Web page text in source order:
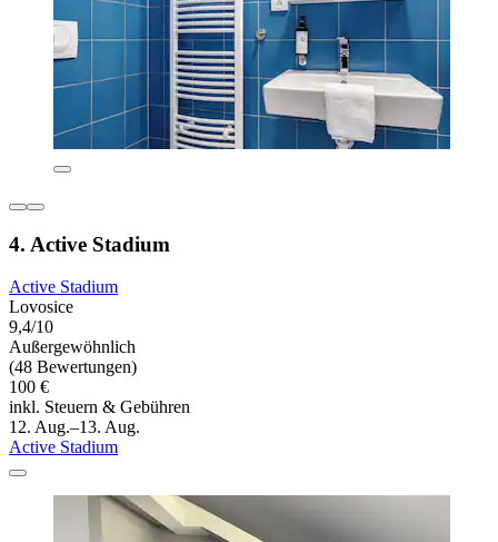
4. Active Stadium
Active Stadium
Lovosice
9,4/10
Außergewöhnlich
(48 Bewertungen)
100 €
inkl. Steuern & Gebühren
12. Aug.–13. Aug.
Active Stadium